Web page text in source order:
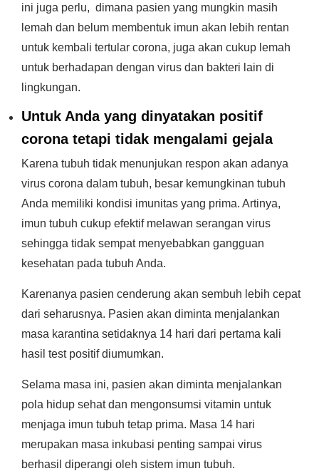
ini juga perlu, dimana pasien yang mungkin masih
lemah dan belum membentuk imun akan lebih rentan
untuk kembali tertular corona, juga akan cukup lemah
untuk berhadapan dengan virus dan bakteri lain di
lingkungan.
Untuk Anda yang dinyatakan positif
corona tetapi tidak mengalami gejala
Karena tubuh tidak menunjukan respon akan adanya
virus corona dalam tubuh, besar kemungkinan tubuh
Anda memiliki kondisi imunitas yang prima. Artinya,
imun tubuh cukup efektif melawan serangan virus
sehingga tidak sempat menyebabkan gangguan
kesehatan pada tubuh Anda.
Karenanya pasien cenderung akan sembuh lebih cepat
dari seharusnya. Pasien akan diminta menjalankan
masa karantina setidaknya 14 hari dari pertama kali
hasil test positif diumumkan.
Selama masa ini, pasien akan diminta menjalankan
pola hidup sehat dan mengonsumsi vitamin untuk
menjaga imun tubuh tetap prima. Masa 14 hari
merupakan masa inkubasi penting sampai virus
berhasil diperangi oleh sistem imun tubuh.